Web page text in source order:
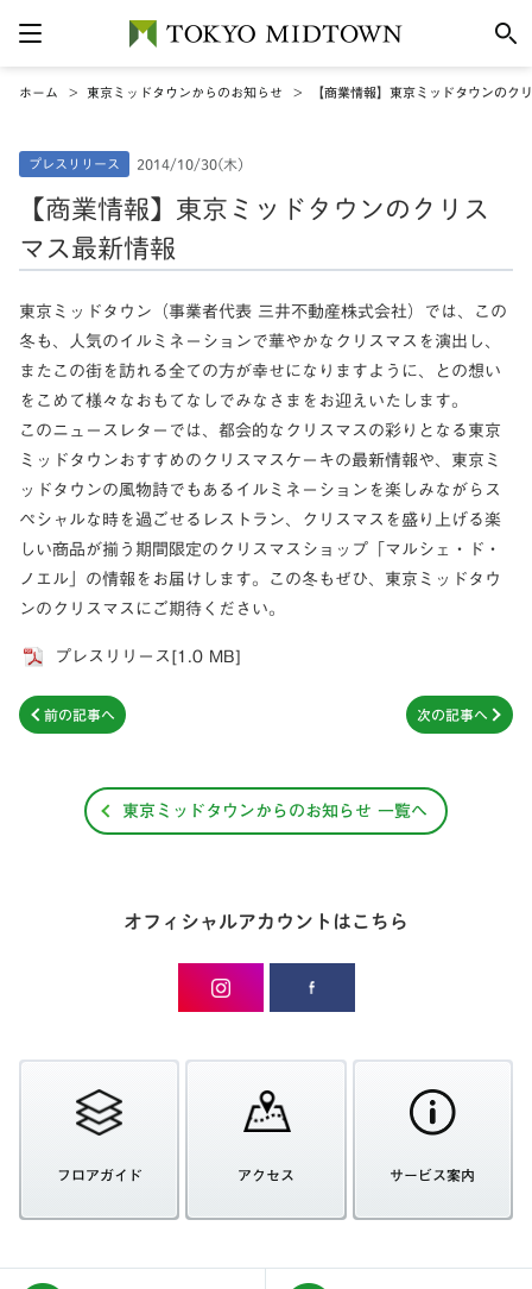
ホーム 東京ミッドタウンからのお知らせ 【商業情報】東京ミッドタウンのク
プレスリリース 2014/10/30(木)
【商業情報】東京ミッドタウンのクリス
マス最新情報
東京ミッドタウン（事業者代表 三井不動産株式会社）では、この
冬も、人気のイルミネーションで華やかなクリスマスを演出し、
またこの街を訪れる全ての方が幸せになりますように、との想い
をこめて様々なおもてなしでみなさまをお迎えいたします。
このニュースレターでは、都会的なクリスマスの彩りとなる東京
ミッドタウンおすすめのクリスマスケーキの最新情報や、東京ミ
ッドタウンの風物詩でもあるイルミネーションを楽しみながらス
ペシャルな時を過ごせるレストラン、クリスマスを盛り上げる楽
しい商品が揃う期間限定のクリスマスショップ「マルシェ・ド・
ノエル」の情報をお届けします。この冬もぜひ、東京ミッドタウ
ンのクリスマスにご期待ください。
プレスリリース[1.0 MB]
次の記事へ
前の記事へ
東京ミッドタウンからのお知らせ 一覧へ
オフィシャルアカウントはこちら
フロアガイド アクセス サービス案内